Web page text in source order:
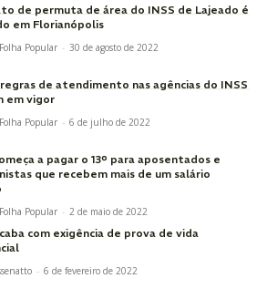
de permuta de área do INSS de Lajeado é
em Florianópolis
Popular - 30 de agosto de 2022
de atendimento nas agências do INSS
em vigor
Popular - 6 de julho de 2022
a pagar o 13º para aposentados e
que recebem mais de um salário
Popular - 2 de maio de 2022
com exigência de prova de vida
- 6 de fevereiro de 2022